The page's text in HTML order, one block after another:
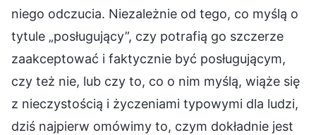
niego odczucia. Niezależnie od tego, co myślą o
tytule „posługujący”, czy potrafią go szczerze
zaakceptować i faktycznie być posługującym,
czy też nie, lub czy to, co o nim myślą, wiąże się
z nieczystością i życzeniami typowymi dla ludzi,
dziś najpierw omówimy to, czym dokładnie jest